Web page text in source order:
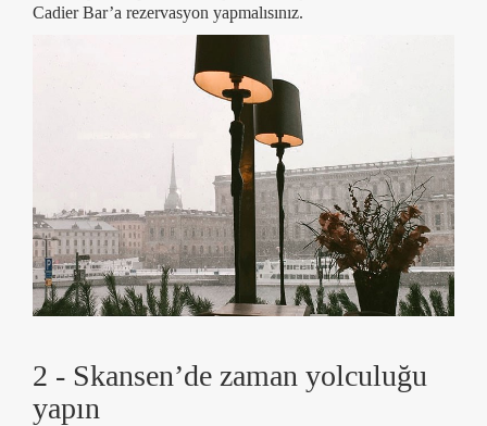
Cadier Bar’a rezervasyon yapmalısınız.
2 - Skansen’de zaman yolculuğu
yapın